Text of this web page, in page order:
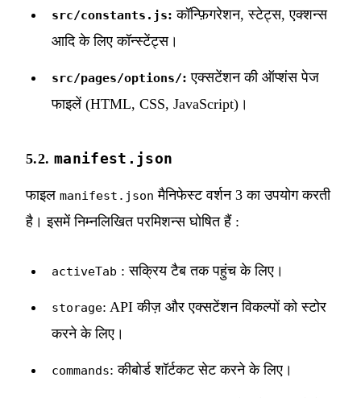
src/constants.js: कॉन्फ़िगरेशन, स्टेट्स, एक्शन्स
आदि के लिए कॉन्स्टेंट्स।
src/pages/options/: एक्सटेंशन की ऑप्शंस पेज
फाइलें (HTML, CSS, JavaScript)।
5.2. manifest.json
फाइल manifest.json मैनिफेस्ट वर्शन 3 का उपयोग करती
है। इसमें निम्नलिखित परमिशन्स घोषित हैं :
activeTab : सक्रिय टैब तक पहुंच के लिए।
storage: API कीज़ और एक्सटेंशन विकल्पों को स्टोर
करने के लिए।
commands: कीबोर्ड शॉर्टकट सेट करने के लिए।